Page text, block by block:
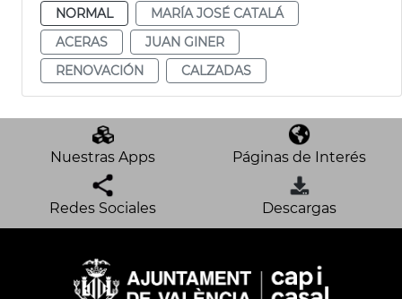
NORMAL
MARÍA JOSÉ CATALÁ
ACERAS
JUAN GINER
RENOVACIÓN
CALZADAS
Nuestras Apps Páginas de Interés
Redes Sociales Descargas